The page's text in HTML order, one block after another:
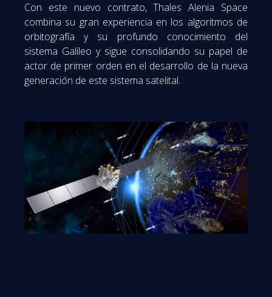
Con este nuevo contrato, Thales Alenia Space
combina su gran experiencia en los algoritmos de
orbitografía y su profundo conocimiento del
sistema Galileo y sigue consolidando su papel de
actor de primer orden en el desarrollo de la nueva
generación de este sistema satelital.